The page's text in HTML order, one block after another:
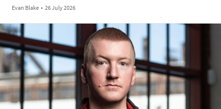
Evan Blake • 26 July 2026